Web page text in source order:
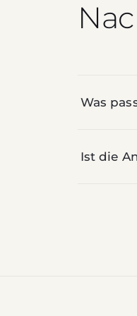
Was
Ist die